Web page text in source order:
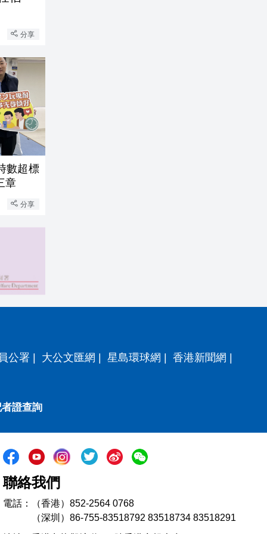
分享
數超標
章
分享
公署 | 大公文匯網 | 星島環球網 | 香港新聞網 |
證查詢
聯絡我們
電話：（香港）852-2564 0768
（深圳）86-755-83518792 83518734 83518291